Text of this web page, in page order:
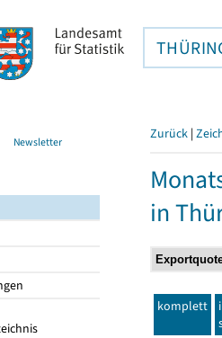
Newsletter Zurück |
in
komplett